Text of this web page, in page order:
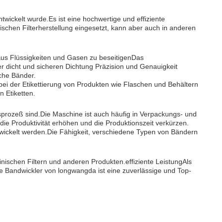
wurde.Es ist eine hochwertige und effiziente
Filterherstellung eingesetzt, kann aber auch in anderen
Flüssigkeiten und Gasen zu beseitigenDas
dicht und sicheren Dichtung Präzision und Genauigkeit
Bänder.
der Etikettierung von Produkten wie Flaschen und Behältern
Etiketten.
sind.Die Maschine ist auch häufig in Verpackungs- und
Produktivität erhöhen und die Produktionszeit verkürzen.
werden.Die Fähigkeit, verschiedene Typen von Bändern
Filtern und anderen Produkten.effiziente LeistungAls
von longwangda ist eine zuverlässige und Top-